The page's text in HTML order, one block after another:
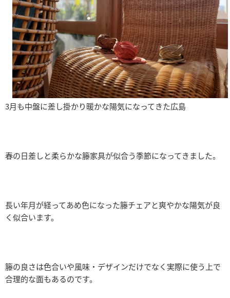
3月も中盤に差し掛かり暖かな陽気になってきた広島
春の日差しと柔らかな籐家具が似合う季節になってきました。
長い年月が経ってあめ色になった籐チェアと爽やかな陽気が良
く似合います。
籐の良さは色合いや風味・デザインだけでなく実際に使う上で
合理的な面もあるのです。